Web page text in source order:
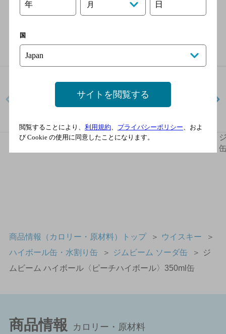
ラインナップ
ジムビーム ソーダ
ジムビーム〈レモネー
商品情報（カロリー・原材料）トップ ＞ ウイスキー
＞
ハイボール缶・水割り缶
＞ ジムビーム ソーダ缶 ＞
ジ
ムビーム ハイボール〈ピーチハイボール〉350ml缶
商品情報 カロリー・原材料
年 月 日
国
サイトを閲覧する
閲覧することにより、 利用規約、 プライバシーポリシー、およ
び Cookie の使用に同意したことになります。